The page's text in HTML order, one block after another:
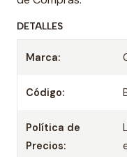
DETALLES
Marca:
Código:
Política de
Precios: